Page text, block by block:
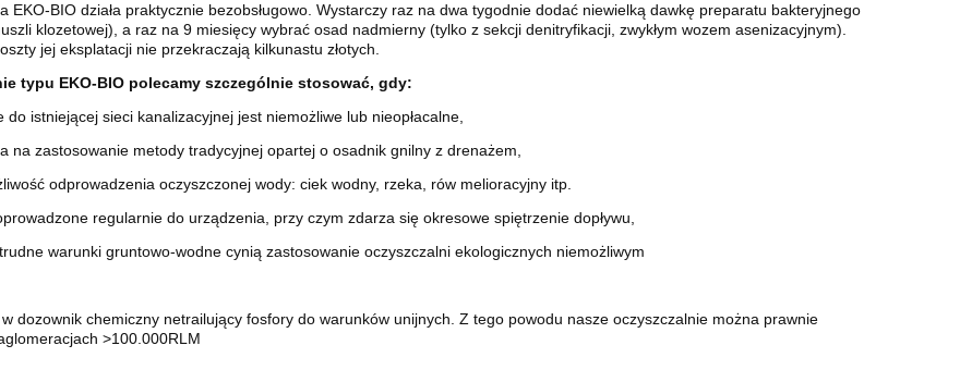
27 774,00 zł
do koszyka
Cena regularna:28 401,00 zł
do koszyka
Cena regularna:13 717,00 zł
EKO-BIO działa praktycznie bezobsługowo. Wystarczy raz na dwa tygodnie dodać niewielką dawkę preparatu bakteryjnego
klozetowej), a raz na 9 miesięcy wybrać osad nadmierny (tylko z sekcji denitryfikacji, zwykłym wozem asenizacyjnym).
jej eksplatacji nie przekraczają kilkunastu złotych.
typu EKO-BIO polecamy szczególnie stosować, gdy:
do istniejącej sieci kanalizacyjnej jest niemożliwe lub nieopłacalne,
na zastosowanie metody tradycyjnej opartej o osadnik gnilny z drenażem,
odprowadzenia oczyszczonej wody: ciek wodny, rzeka, rów melioracyjny itp.
regularnie do urządzenia, przy czym zdarza się okresowe spiętrzenie dopływu,
warunki gruntowo-wodne cynią zastosowanie oczyszczalni ekologicznych niemożliwym
dozownik chemiczny netrailujący fosfory do warunków unijnych. Z tego powodu nasze oczyszczalnie można prawnie
>100.000RLM